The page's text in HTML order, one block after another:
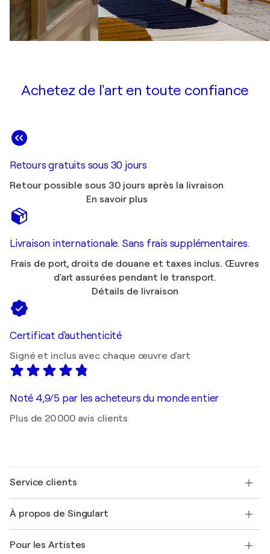
Achetez de l'art en toute confiance
Retours gratuits sous 30 jours
Retour possible sous 30 jours après la livraison
En savoir plus
Livraison internationale. Sans frais supplémentaires.
Frais de port, droits de douane et taxes inclus. Œuvres
d'art assurées pendant le transport.
Détails de livraison
Certificat d'authenticité
Signé et inclus avec chaque œuvre d'art
Noté 4,9/5 par les acheteurs du monde entier
Plus de 20 000 avis clients
Service clients
Expédition
Offrir une carte cadeau
À propos de Singulart
FAQ
Pour les Artistes